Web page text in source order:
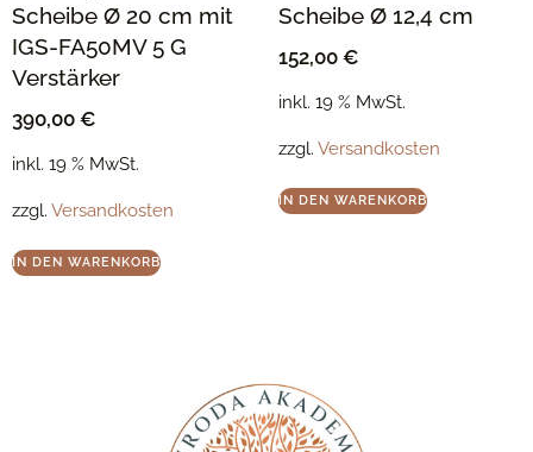
Scheibe Ø 20 cm mit
IGS-FA50MV 5 G
Verstärker
390,00 €
inkl. 19 % MwSt.
zzgl. Versandkosten
IN DEN WARENKORB
Scheibe Ø 12,4 cm
152,00 €
inkl. 19 % MwSt.
zzgl. Versandkosten
IN DEN WARENKORB